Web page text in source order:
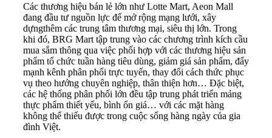
Các thương hiệu bán lẻ lớn như Lotte Mart, Aeon Mall
đang đầu tư nguồn lực để mở rộng mạng lưới, xây
dựngthêm các trung tâm thương mại, siêu thị lớn. Trong
khi đó, BRG Mart tập trung vào các chương trình kích cầu
mua sắm thông qua việc phối hợp với các thương hiệu sản
phẩm tổ chức tuần hàng tiêu dùng, giảm giá sản phẩm, đẩy
mạnh kênh phân phối trực tuyến, thay đổi cách thức phục
vụ theo hướng chuyên nghiệp, thân thiện hơn… Đặc biệt,
các hệ thống phân phối lớn đều tập trung phát triển mảng
thực phẩm thiết yếu, bình ổn giá… với các mặt hàng
không thể thiếu được trong cuộc sống hàng ngày của gia
đình Việt.